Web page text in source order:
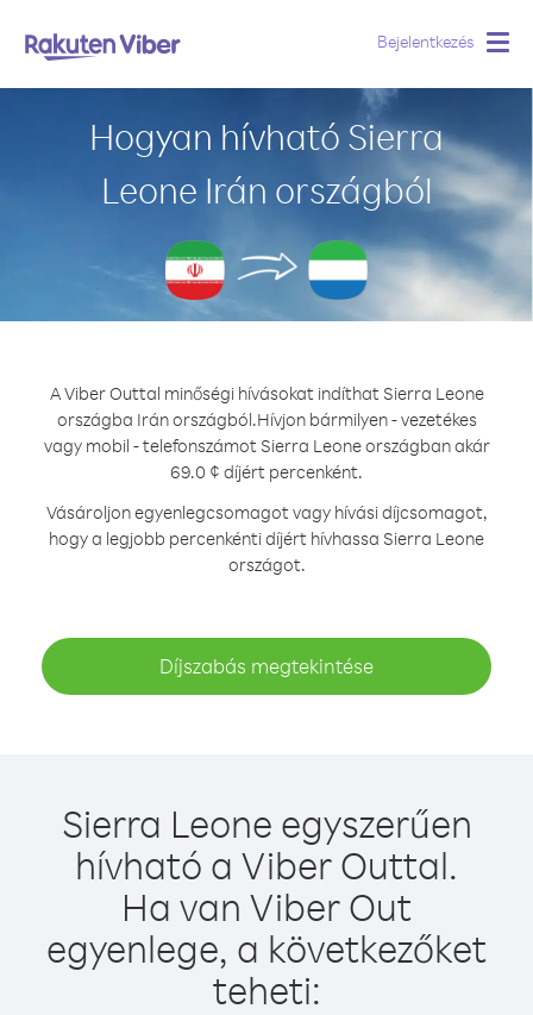
Bejelentkezés
Hogyan hívható Sierra
Leone Irán országból
A Viber Outtal minőségi hívásokat indíthat Sierra Leone
országba Irán országból.Hívjon bármilyen - vezetékes
vagy mobil - telefonszámot Sierra Leone országban akár
69.0 ¢ díjért percenként.
Vásároljon egyenlegcsomagot vagy hívási díjcsomagot,
hogy a legjobb percenkénti díjért hívhassa Sierra Leone
országot.
Díjszabás megtekintése
Sierra Leone egyszerűen
hívható a Viber Outtal.
Ha van Viber Out
egyenlege, a következőket
teheti: